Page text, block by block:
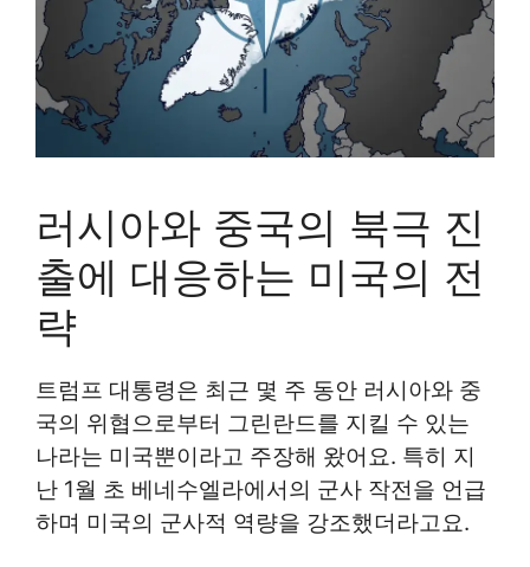
러시아와 중국의 북극 진
출에 대응하는 미국의 전
략
트럼프 대통령은 최근 몇 주 동안 러시아와 중
국의 위협으로부터 그린란드를 지킬 수 있는
나라는 미국뿐이라고 주장해 왔어요. 특히 지
난 1월 초 베네수엘라에서의 군사 작전을 언급
하며 미국의 군사적 역량을 강조했더라고요.